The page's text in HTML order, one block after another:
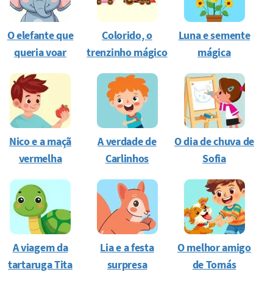
O elefante que
queria voar
Colorido, o
trenzinho mágico
Luna e semente
mágica
Nico e a maçã
vermelha
A verdade de
Carlinhos
O dia de chuva de
Sofia
A viagem da
tartaruga Tita
Lia e a festa
surpresa
O melhor amigo
de Tomás